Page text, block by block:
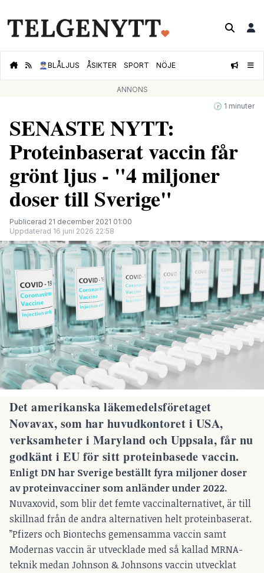
👮🏻‍♂️BLÅLJUS ÅSIKTER SPORT NÖJE
ANNONS
🕝 1 minuter
SENASTE NYTT:
Proteinbaserat vaccin får
grönt ljus - "4 miljoner
doser till Sverige"
Publicerad 21 december 2021 01:00
Uppdaterad 16 juni 2026 22:58
Det amerikanska läkemedelsföretaget
Novavax, som har huvudkontoret i USA,
verksamheter i Maryland och Uppsala, får nu
godkänt i EU för sitt proteinbasede vaccin.
Enligt DN har Sverige beställt fyra miljoner doser
av proteinvacciner som anländer under 2022.
Nuvaxovid, som blir det femte vaccinalternativet, är till
skillnad från de andra alternativen helt proteinbaserat.
”Pfizers och Biontechs gemensamma vaccin samt
Modernas vaccin är utvecklade med så kallad MRNA-
teknik medan Johnson & Johnsons vaccin utvecklat